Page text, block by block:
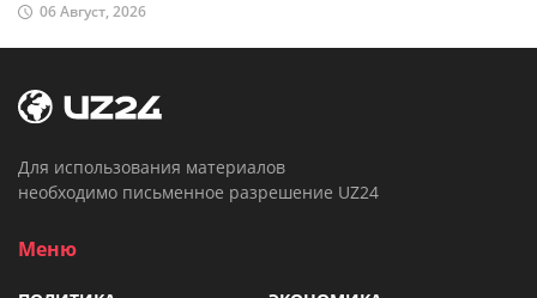
06 Август, 2026
Для использования материалов
необходимо письменное разрешение UZ24
Меню